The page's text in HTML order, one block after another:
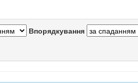
Впорядкування